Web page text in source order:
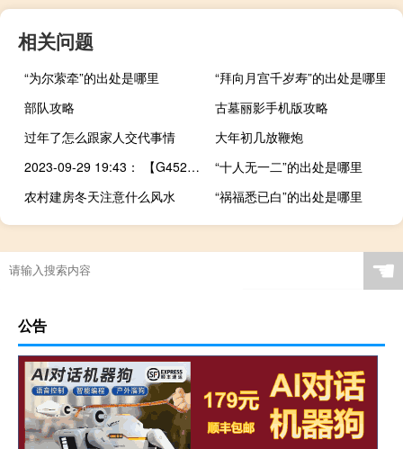
相关问题
“为尔萦牵”的出处是哪里
“拜向月宫千岁寿”的出处是哪里
部队攻略
古墓丽影手机版攻略
过年了怎么跟家人交代事情
大年初几放鞭炮
2023-09-29 19:43： 【G4521大广高速 南龙段】大广高速K3138公里处（新禾村2号隧道入口、往南昌方向）发生一起两小车追尾事故，封闭二条行车道，现场单道缓慢通行。 ​​​
“十人无一二”的出处是哪里
农村建房冬天注意什么风水
“祸福悉已白”的出处是哪里
☚
公告